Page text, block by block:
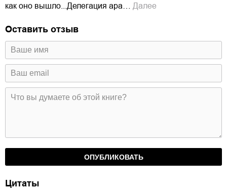
как оно вышло...Делегация ара…
Далее
Оставить отзыв
Цитаты